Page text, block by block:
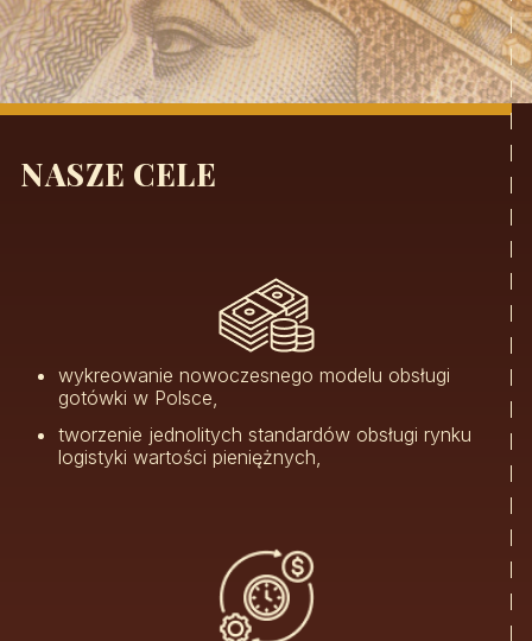
NASZE CELE
wykreowanie nowoczesnego modelu obsługi
gotówki w Polsce,
tworzenie jednolitych standardów obsługi rynku
logistyki wartości pieniężnych,